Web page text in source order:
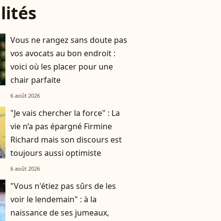
Vous ne rangez sans doute pas
vos avocats au bon endroit :
voici où les placer pour une
chair parfaite
6 août 2026
"Je vais chercher la force" : La
vie n’a pas épargné Firmine
Richard mais son discours est
toujours aussi optimiste
6 août 2026
"Vous n'étiez pas sûrs de les
voir le lendemain" : à la
naissance de ses jumeaux,